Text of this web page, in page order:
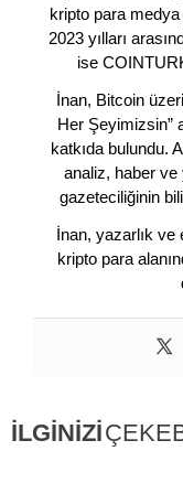
kripto para
2023 yılları
ise
İnan, Bitcoin
Her Şeyimizsin”
katkıda bulundu.
analiz, haber ve
gazeteciliğinin
İnan, yazarlık
kripto para
İLGİNİZİ